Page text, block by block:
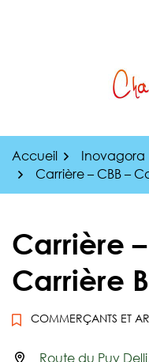
Accueil Inovagora
Carrière – CBB –
Carrière
Carrière
COMMERÇANTS ET
Route du Puy